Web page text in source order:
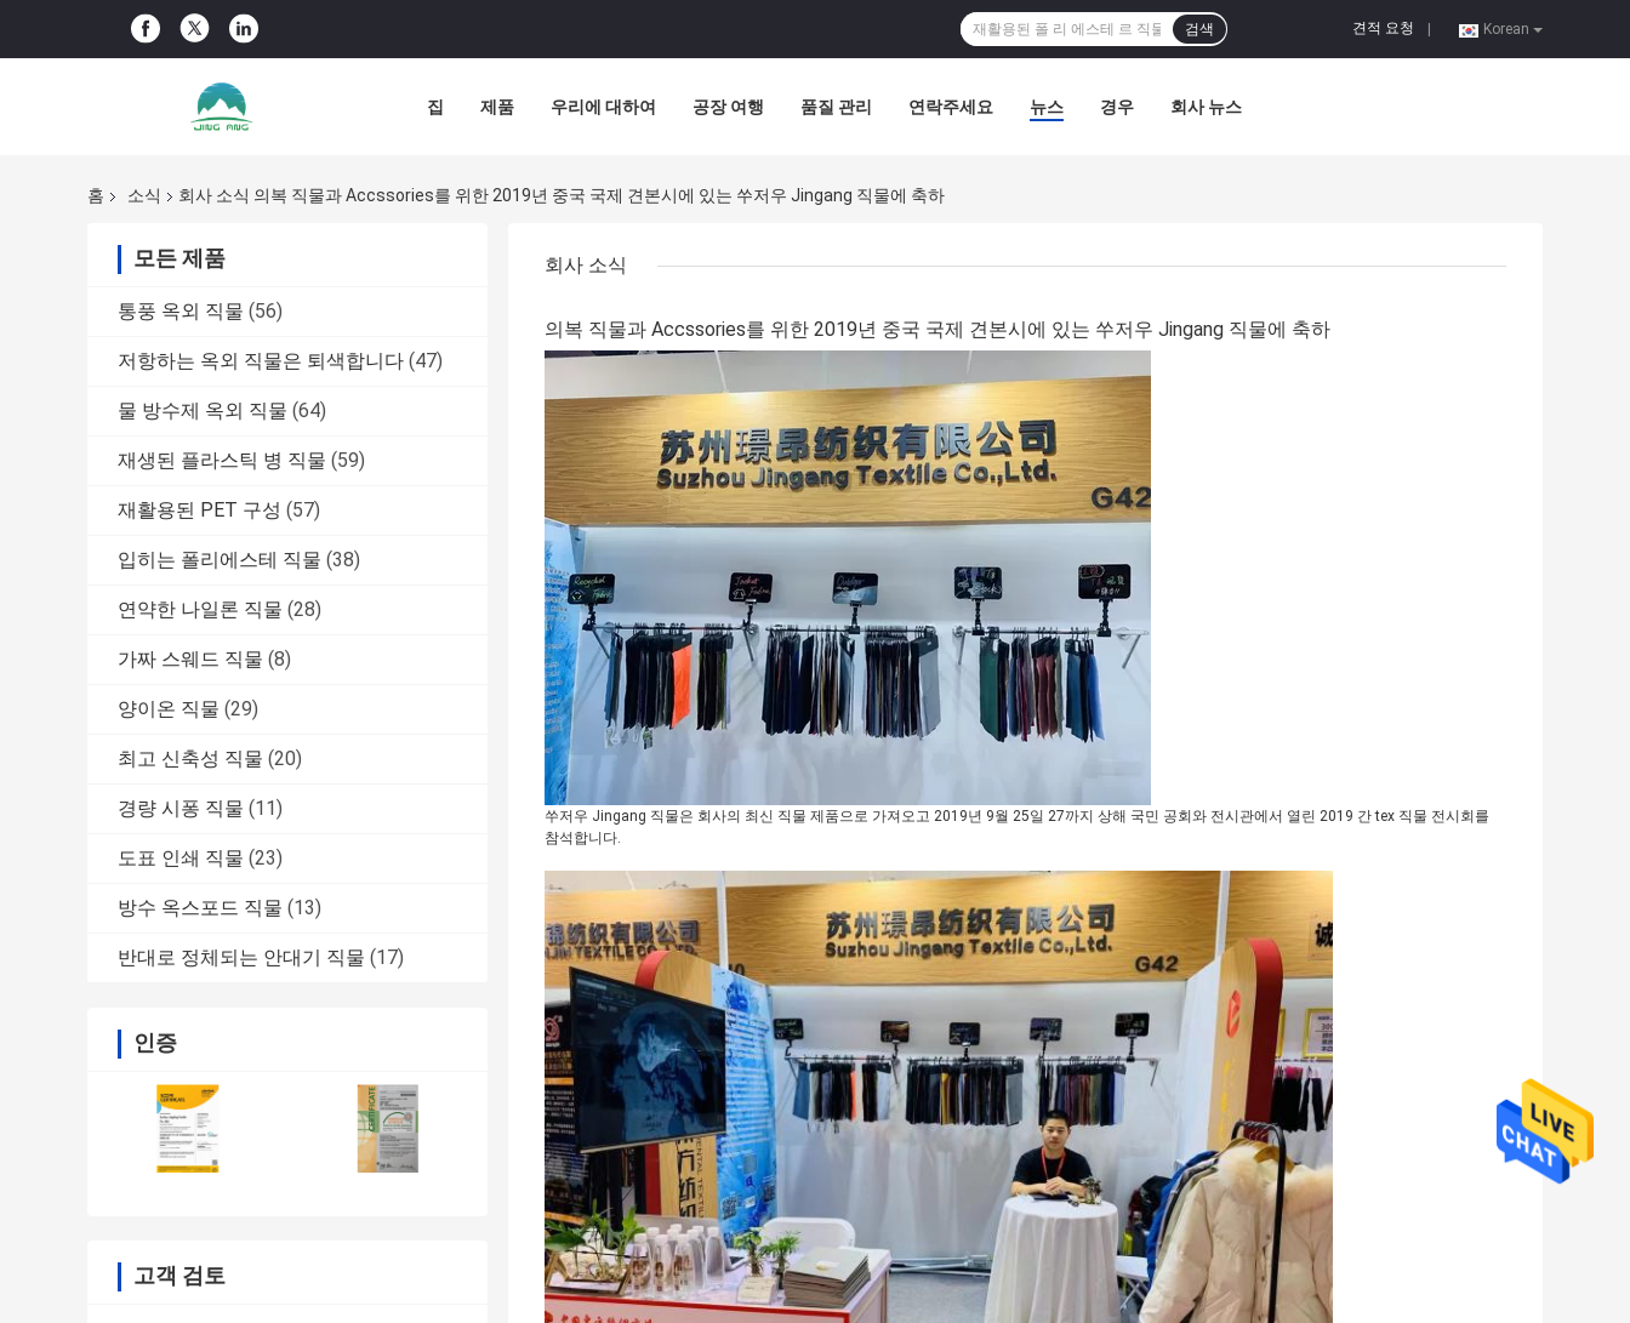
Korean
견적 요청
검색
집 제품 우리에 대하여 공장 여행 품질 관리 연락주세요 뉴스 경우 회사 뉴스
홈 소식 회사 소식 의복 직물과 Accssories를 위한 2019년 중국 국제 견본시에 있는 쑤저우 Jingang 직물에 축하
모든 제품
통풍 옥외 직물 (56)
저항하는 옥외 직물은 퇴색합니다 (47)
물 방수제 옥외 직물 (64)
재생된 플라스틱 병 직물 (59)
재활용된 PET 구성 (57)
입히는 폴리에스테 직물 (38)
연약한 나일론 직물 (28)
가짜 스웨드 직물 (8)
양이온 직물 (29)
최고 신축성 직물 (20)
경량 시퐁 직물 (11)
도표 인쇄 직물 (23)
방수 옥스포드 직물 (13)
반대로 정체되는 안대기 직물 (17)
인증
고객 검토
회사 소식
의복 직물과 Accssories를 위한 2019년 중국 국제 견본시에 있는 쑤저우 Jingang 직물에 축하
쑤저우 Jingang 직물은 회사의 최신 직물 제품으로 가져오고 2019년 9월 25일 27까지 상해 국민 공회와 전시관에서 열린 2019 간 tex 직물 전시회를
참석합니다.